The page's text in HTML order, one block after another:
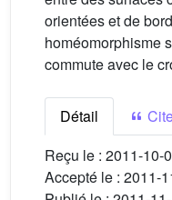
orientées et de
homéomorphisme
commute avec le
Détail
Reçu le : 2011-10-
Accepté le : 2011-